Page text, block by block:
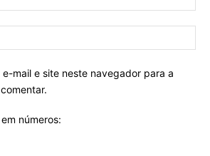
e-mail e site neste navegador para a
números: